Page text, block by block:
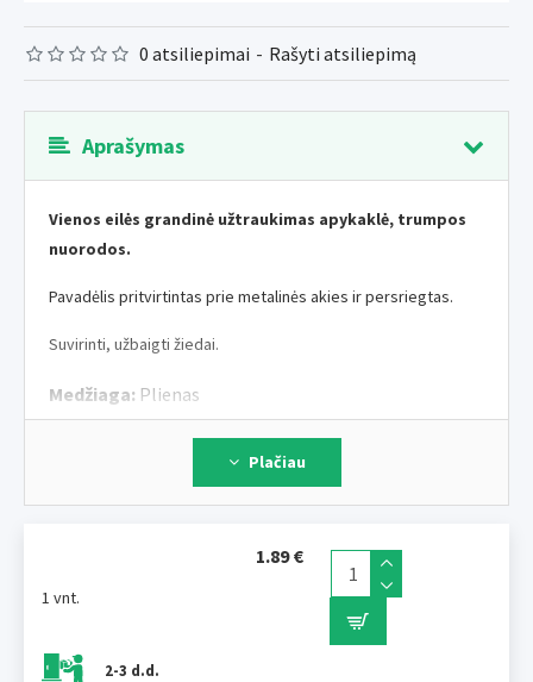
0 atsiliepimai - Rašyti atsiliepimą
1 vnt.
2-3 d.d.
1.89 €
Aprašymas
Vienos eilės grandinė užtraukimas apykaklė, trumpos
nuorodos.
Pavadėlis pritvirtintas prie metalinės akies ir persriegtas.
Suvirinti, užbaigti žiedai.
Medžiaga: Plienas
Paviršiaus apdorojimas:Chromuotas
Plačiau